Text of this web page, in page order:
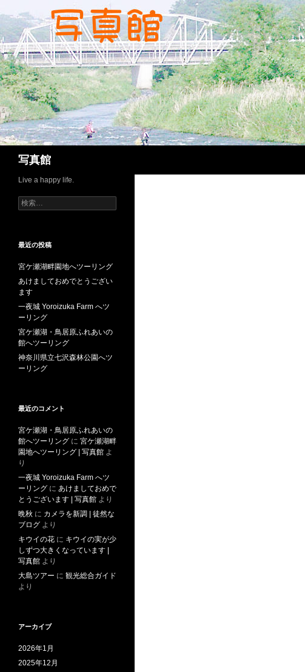
テ
ン
ツ
へ
ス
キ
ッ
プ
写真館
Live a happy life.
検
索:
最近の投稿
宮ケ瀬湖畔園地へツーリング
あけましておめでとうござい
ます
一夜城 Yoroizuka Farm へツ
ーリング
宮ケ瀬湖・鳥居原ふれあいの
館へツーリング
神奈川県立七沢森林公園へツ
ーリング
最近のコメント
宮ケ瀬湖・鳥居原ふれあいの
館へツーリング に 宮ケ瀬湖畔
園地へツーリング | 写真館 よ
り
一夜城 Yoroizuka Farm へツ
ーリング に あけましておめで
とうございます | 写真館 より
晩秋 に カメラを新調 | 徒然な
ブログ より
キウイの花 に キウイの実が少
しずつ大きくなっています |
写真館 より
大島ツアー に 観光総合ガイド
より
アーカイブ
2026年1月
2025年12月